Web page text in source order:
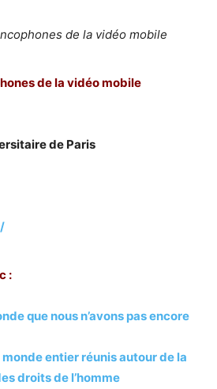
de la vidéo mobile
de la vidéo mobile
de Paris
:
que nous n’avons pas encore
entier réunis autour de la
droits de l’homme